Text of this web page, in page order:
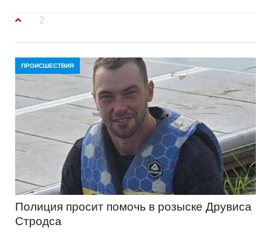
2
ПРОИСШЕСТВИЯ
Полиция просит помочь в розыске Друвиса
Стродса